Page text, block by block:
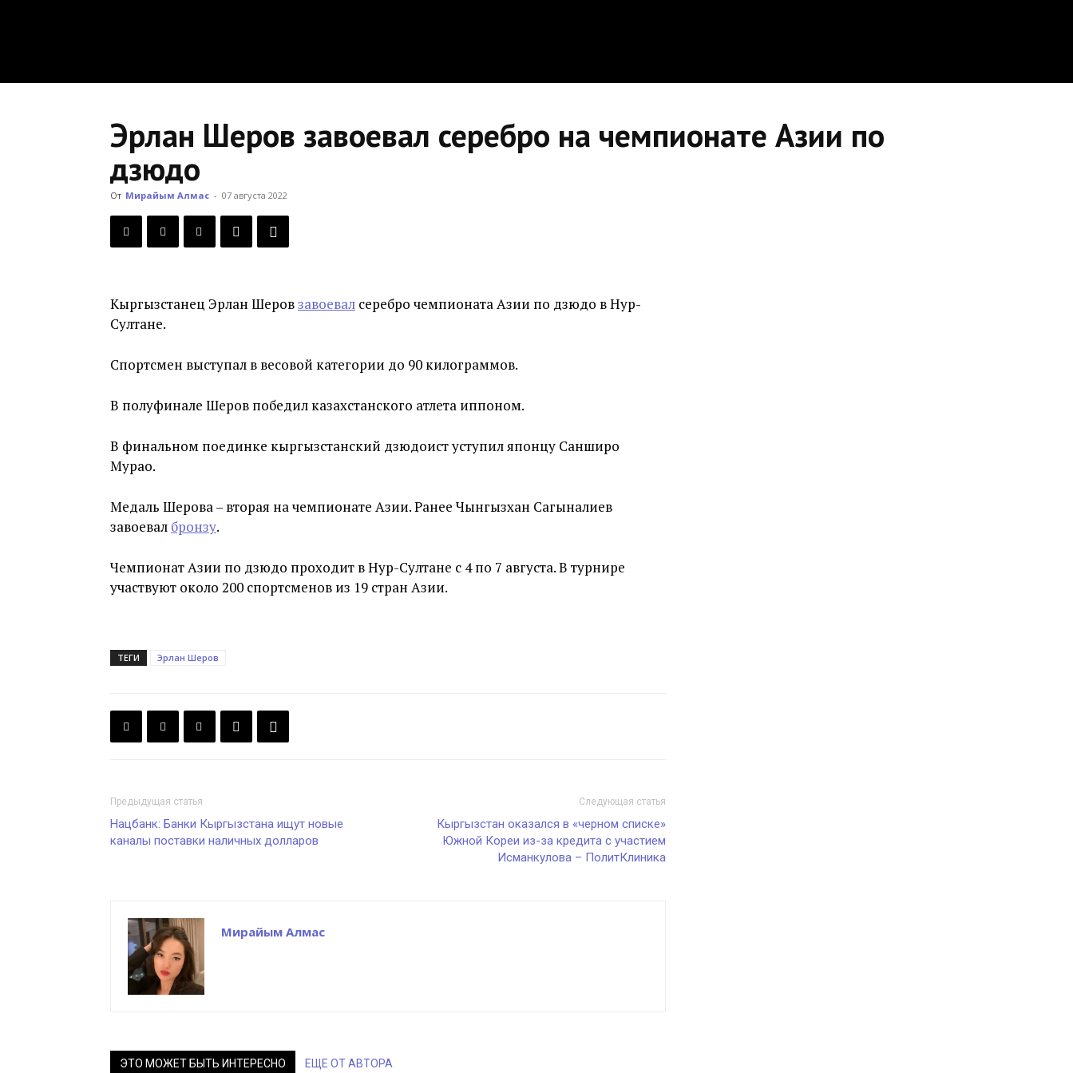
Эрлан Шеров завоевал серебро на чемпионате Азии по
дзюдо
От Мирайым Алмас - 07 августа 2022
Кыргызстанец Эрлан Шеровзавоевал серебро чемпионата Азии по дзюдо в Нур-
Султане.
Спортсмен выступал в весовой категории до 90 килограммов.
В полуфинале Шеров победил казахстанского атлета иппоном.
В финальном поединке кыргызстанский дзюдоист уступил японцу Санширо
Мурао.
Медаль Шерова – вторая на чемпионате Азии. Ранее Чынгызхан Сагыналиев
завоевал бронзу.
Чемпионат Азии по дзюдо проходит в Нур-Султане с 4 по 7 августа. В турнире
участвуют около 200 спортсменов из 19 стран Азии.
ТЕГИ Эрлан Шеров
Предыдущая статья
Нацбанк: Банки Кыргызстана ищут новые
каналы поставки наличных долларов
Следующая статья
Кыргызстан оказался в «черном списке»
Южной Кореи из-за кредита с участием
Исманкулова – ПолитКлиника
Мирайым Алмас
ЭТО МОЖЕТ БЫТЬ ИНТЕРЕСНО ЕЩЕ ОТ АВТОРА